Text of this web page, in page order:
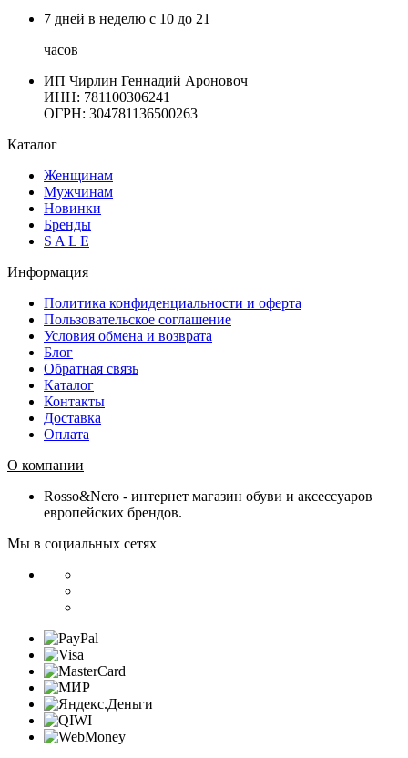
7 дней в неделю с 10 до 21
часов
ИП Чирлин Геннадий Ароновоч
ИНН: 781100306241
ОГРН: 304781136500263
Каталог
Женщинам
Мужчинам
Новинки
Бренды
S A L E
Информация
Политика конфиденциальности и оферта
Пользовательское соглашение
Условия обмена и возврата
Блог
Обратная связь
Каталог
Контакты
Доставка
Оплата
О компании
Rosso&Nero - интернет магазин обуви и аксессуаров
европейских брендов.
Мы в социальных сетях